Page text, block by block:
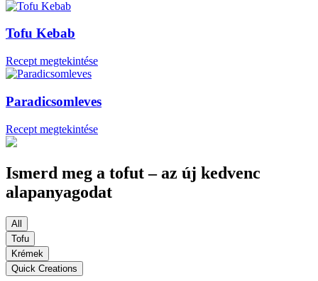
Tofu Kebab
Recept megtekintése
Paradicsomleves
Recept megtekintése
Ismerd meg a tofut – az új kedvenc
alapanyagodat
All
Tofu
Krémek
Quick Creations